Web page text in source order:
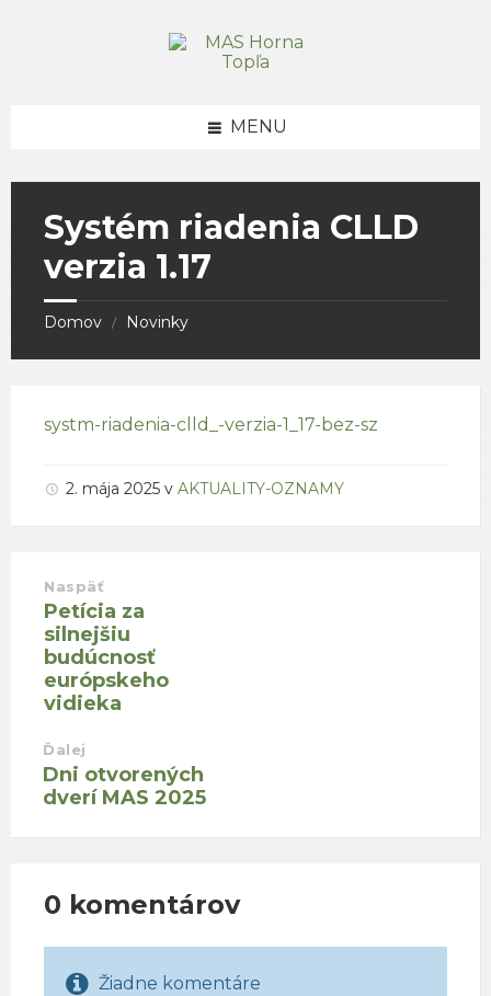
MENU
Systém riadenia CLLD
verzia 1.17
Domov / Novinky
systm-riadenia-clld_-verzia-1_17-bez-sz
2. mája 2025 v AKTUALITY-OZNAMY
Naspäť
Petícia za
silnejšiu
budúcnosť
európskeho
vidieka
Ďalej
Dni otvorených
dverí MAS 2025
0 komentárov
Žiadne komentáre